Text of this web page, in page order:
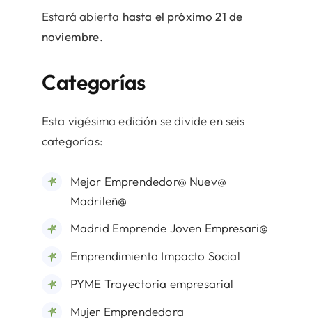
Estará abierta hasta el próximo 21 de
noviembre.
Categorías
Esta vigésima edición se divide en seis
categorías:
Mejor Emprendedor@ Nuev@
Madrileñ@
Madrid Emprende Joven Empresari@
Emprendimiento Impacto Social
PYME Trayectoria empresarial
Mujer Emprendedora